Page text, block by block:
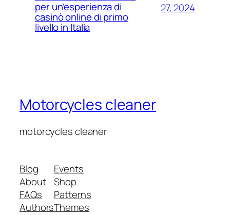
per un’esperienza di
casinò online di primo
livello in Italia
27, 2024
Motorcycles cleaner
motorcycles cleaner
Blog
About
FAQs
Authors
Events
Shop
Patterns
Themes